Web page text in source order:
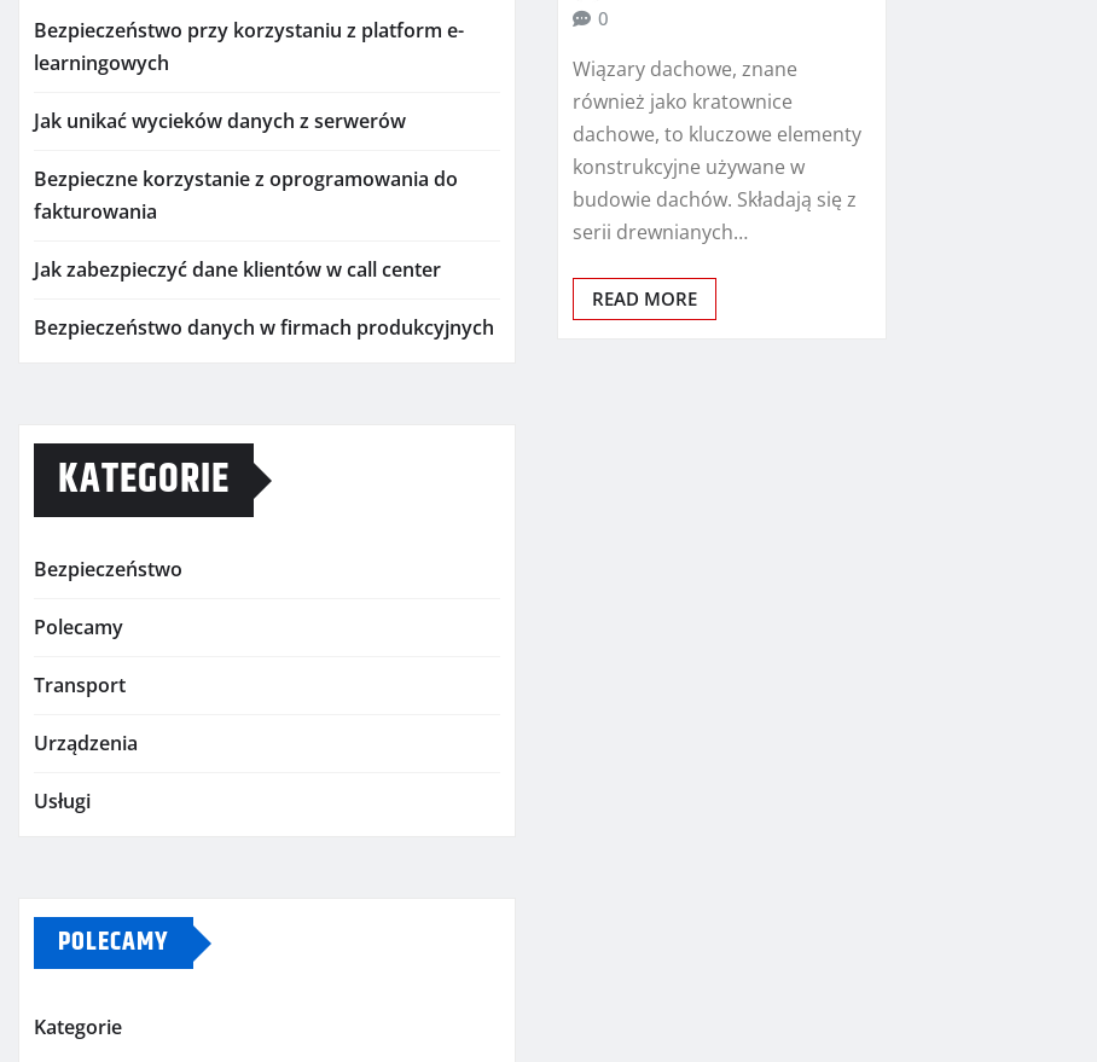
Bezpieczeństwo przy korzystaniu z platform e-
learningowych
Jak unikać wycieków danych z serwerów
Bezpieczne korzystanie z oprogramowania do
fakturowania
Jak zabezpieczyć dane klientów w call center
Bezpieczeństwo danych w firmach produkcyjnych
KATEGORIE
Bezpieczeństwo
Polecamy
Transport
Urządzenia
Usługi
POLECAMY
Kategorie
0
Wiązary dachowe, znane
również jako kratownice
dachowe, to kluczowe elementy
konstrukcyjne używane w
budowie dachów. Składają się z
serii drewnianych…
READ MORE